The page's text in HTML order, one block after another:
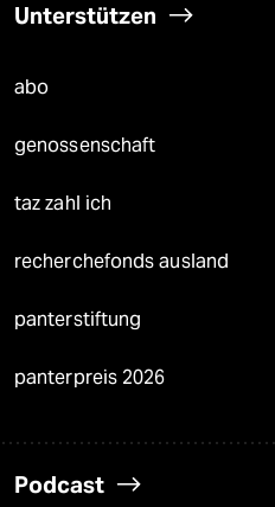
Unterstützen
abo
genossenschaft
taz zahl ich
recherchefonds ausland
panterstiftung
panterpreis 2026
Podcast